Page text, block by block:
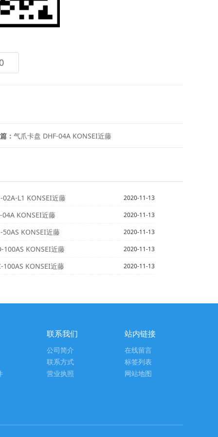
： 气爪卡盘 DHF-04A KONSEI近藤
02A-L1 KONSEI近藤 2020-11-13
04A KONSEI近藤 2020-11-13
50AS KONSEI近藤 2020-11-13
100AS KONSEI近藤 2020-11-13
100AS KONSEI近藤 2020-11-13
联系我们
公司简介
联系方式
营业执照
站内链接
在线留言
标签列表
网站地图